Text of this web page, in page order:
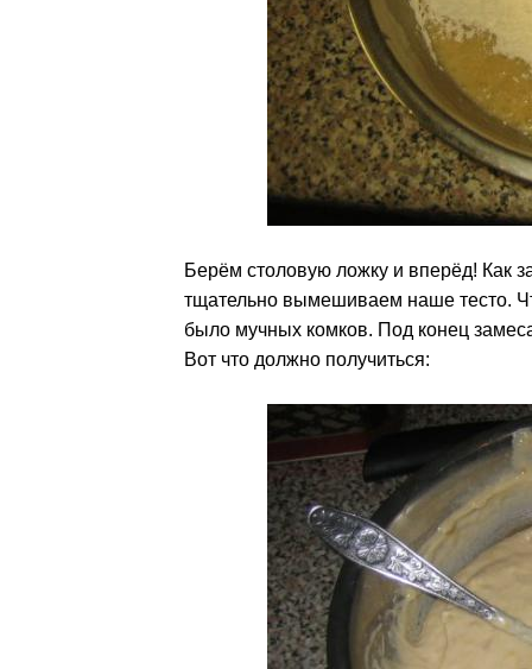
Берём столовую ложку и вперёд! Как
тщательно вымешиваем наше тесто.
было мучных комков. Под конец
Вот что должно получиться: